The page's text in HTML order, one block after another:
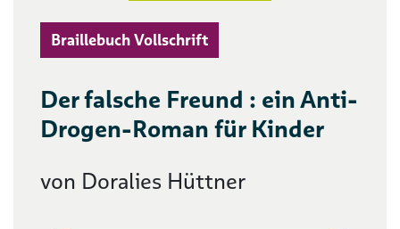
Braillebuch Vollschrift
Der falsche Freund : ein Anti-
Drogen-Roman für Kinder
von Doralies Hüttner